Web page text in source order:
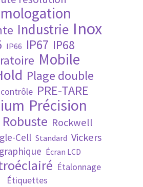
Industrie Inox
IP66 IP67 IP68
Mobile
Plage double
PRE-TARE
Précision
Robuste Rockwell
Cell Standard Vickers
Écran LCD
Étalonnage
Étiquettes